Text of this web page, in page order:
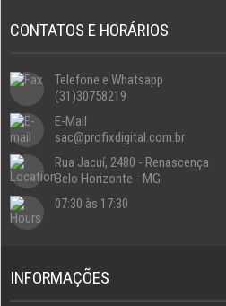
CONTATOS E HORÁRIOS
Telefone e Whatsapp
(31)30758219
E-Mail
sac@profixdigital.com.br
Rua Jacuí, 2480 - Renascença
Belo Horizonte - MG
07:30 às 17:30
INFORMAÇÕES